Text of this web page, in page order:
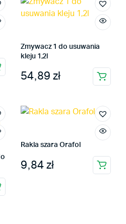
Zmywacz 1 do usuwania
kleju 1,2l
54,89 zł
Rakla szara Orafol
9,84zł